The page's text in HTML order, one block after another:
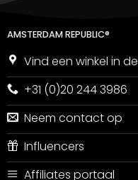
AMSTERDAM REPUBLIC®
Vind een winkel in
+31 (0)20 244 3986
Neem contact op
Influencers
Affiliates portaal